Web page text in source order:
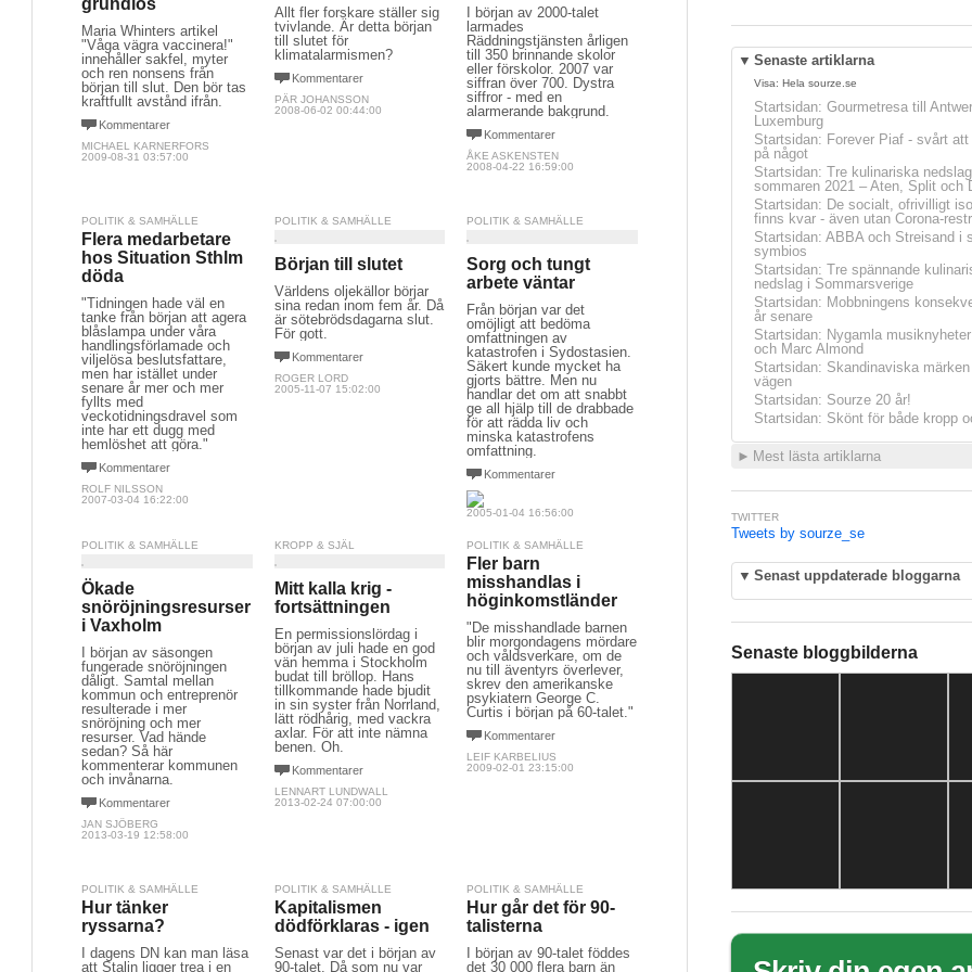
grundlös
Maria Whinters artikel
"Våga vägra vaccinera!"
innehåller sakfel, myter
och ren nonsens från
början till slut. Den bör tas
kraftfullt avstånd ifrån.
Kommentarer
MICHAEL KARNERFORS
2009-08-31 03:57:00
Allt fler forskare ställer sig
tvivlande. Är detta början
till slutet för
klimatalarmismen?
Kommentarer
PÄR JOHANSSON
2008-06-02 00:44:00
I början av 2000-talet
larmades
Räddningstjänsten årligen
till 350 brinnande skolor
eller förskolor. 2007 var
siffran över 700. Dystra
siffror - med en
alarmerande bakgrund.
Kommentarer
ÅKE ASKENSTEN
2008-04-22 16:59:00
POLITIK & SAMHÄLLE
Flera medarbetare
hos Situation Sthlm
döda
"Tidningen hade väl en
tanke från början att agera
blåslampa under våra
handlingsförlamade och
viljelösa beslutsfattare,
men har istället under
senare år mer och mer
fyllts med
veckotidningsdravel som
inte har ett dugg med
hemlöshet att göra."
Kommentarer
ROLF NILSSON
2007-03-04 16:22:00
POLITIK & SAMHÄLLE
Början till slutet
Världens oljekällor börjar
sina redan inom fem år. Då
är sötebrödsdagarna slut.
För gott.
Kommentarer
ROGER LORD
2005-11-07 15:02:00
POLITIK & SAMHÄLLE
Sorg och tungt
arbete väntar
Från början var det
omöjligt att bedöma
omfattningen av
katastrofen i Sydostasien.
Säkert kunde mycket ha
gjorts bättre. Men nu
handlar det om att snabbt
ge all hjälp till de drabbade
för att rädda liv och
minska katastrofens
omfattning.
Kommentarer
2005-01-04 16:56:00
POLITIK & SAMHÄLLE
Ökade
snöröjningsresurser
i Vaxholm
I början av säsongen
fungerade snöröjningen
dåligt. Samtal mellan
kommun och entreprenör
resulterade i mer
snöröjning och mer
resurser. Vad hände
sedan? Så här
kommenterar kommunen
och invånarna.
Kommentarer
JAN SJÖBERG
2013-03-19 12:58:00
KROPP & SJÄL
Mitt kalla krig -
fortsättningen
En permissionslördag i
början av juli hade en god
vän hemma i Stockholm
budat till bröllop. Hans
tillkommande hade bjudit
in sin syster från Norrland,
lätt rödhårig, med vackra
axlar. För att inte nämna
benen. Oh.
Kommentarer
LENNART LUNDWALL
2013-02-24 07:00:00
POLITIK & SAMHÄLLE
Fler barn
misshandlas i
höginkomstländer
"De misshandlade barnen
blir morgondagens mördare
och våldsverkare, om de
nu till äventyrs överlever,
skrev den amerikanske
psykiatern George C.
Curtis i början på 60-talet."
Kommentarer
LEIF KARBELIUS
2009-02-01 23:15:00
POLITIK & SAMHÄLLE
Hur tänker
ryssarna?
I dagens DN kan man läsa
att Stalin ligger trea i en
POLITIK & SAMHÄLLE
Kapitalismen
dödförklaras - igen
Senast var det i början av
90-talet. Då som nu var
POLITIK & SAMHÄLLE
Hur går det för 90-
talisterna
I början av 90-talet föddes
det 30 000 flera barn än
▼ Senaste artiklarna
Visa: Hela sourze.se
Startsidan: Gourmetresa till
Luxemburg
Startsidan: Forever Piaf - svårt
på något
Startsidan: Tre kulinariska nedslag
sommaren 2021 – Aten, Split och
Startsidan: De socialt, ofrivilligt
finns kvar - även utan Corona-
Startsidan: ABBA och Streisand i
symbios
Startsidan: Tre spännande
nedslag i Sommarsverige
Startsidan: Mobbningens
år senare
Startsidan: Nygamla
och Marc Almond
Startsidan: Skandinaviska
vägen
Startsidan: Sourze 20 år!
Startsidan: Skönt för både kropp
► Mest lästa artiklarna
TWITTER
Tweets by sourze_se
▼ Senast uppdaterade bloggarna
Senaste bloggbilderna